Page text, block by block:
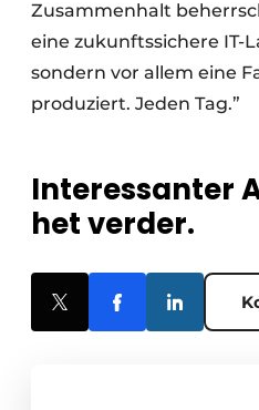
Zusammenhalt
eine zukunftssichere IT-
sondern vor allem eine
produziert. Jeden Tag.”
Interessanter
het verder.